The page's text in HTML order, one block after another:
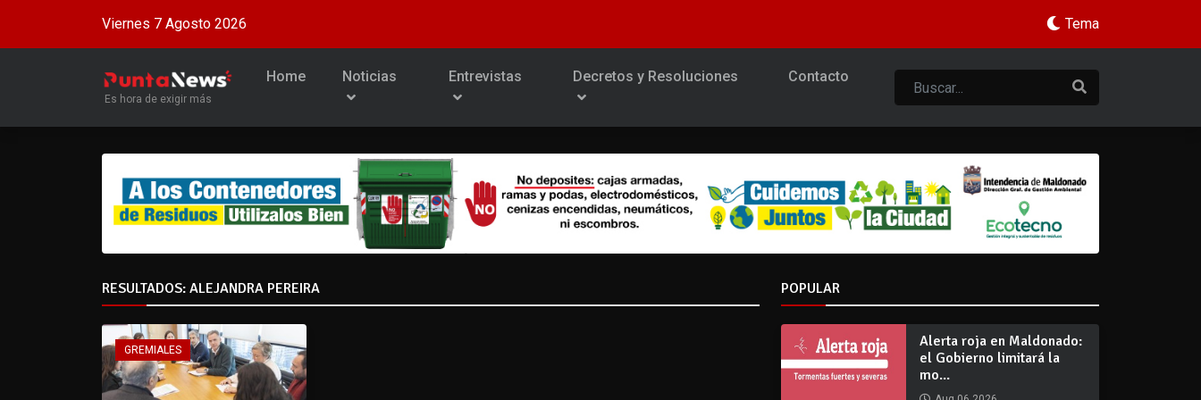
Viernes 7 Agosto 2026 Tema
Es hora de exigir más
Home Noticias Entrevistas Decretos y Resoluciones Contacto
RESULTADOS: ALEJANDRA PEREIRA
GREMIALES
POPULAR
Alerta roja en Maldonado:
el Gobierno limitará la
mo...